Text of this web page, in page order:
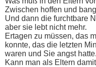
Zwischen hoffen und
Und dann die furchtbare
aber sie lebt nicht mehr.
Ertagen zu müssen, das
konnte, das die letzten
waren und Sie angst hatte.
Kann man als Eltern